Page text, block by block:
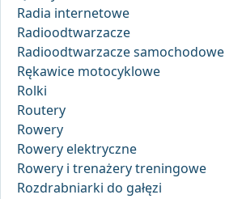
Radia internetowe
Radioodtwarzacze
Radioodtwarzacze samochodowe
Rękawice motocyklowe
Rolki
Routery
Rowery
Rowery elektryczne
Rowery i trenażery treningowe
Rozdrabniarki do gałęzi